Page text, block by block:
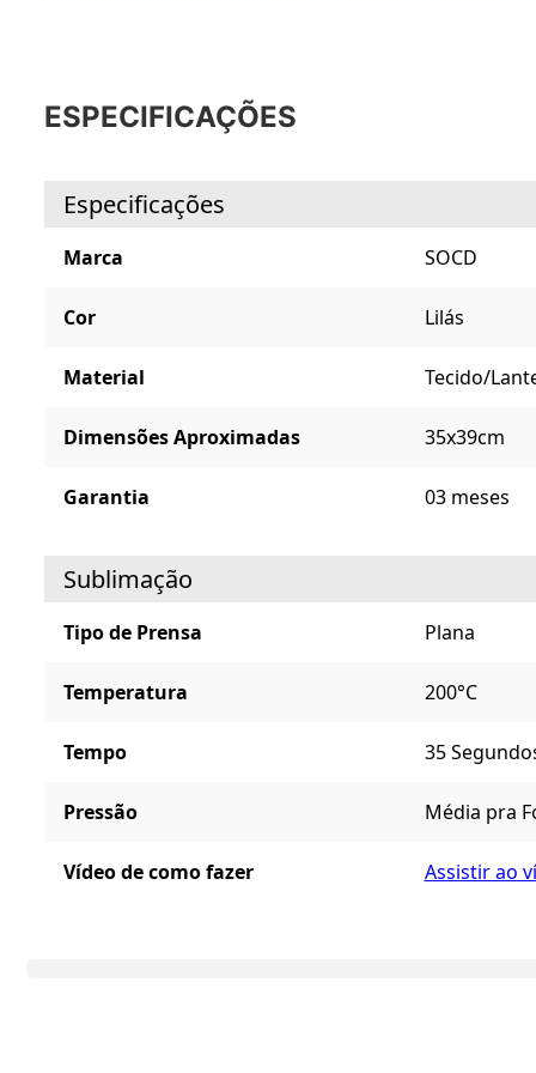
ESPECIFICAÇÕES
Especificações
Marca SOCD
Cor Lilás
Material Tecido/
Dimensões Aproximadas 35x39cm
Garantia 03 meses
Sublimação
Tipo de Prensa Plana
Temperatura 200°C
Tempo 35
Pressão Média pra
Vídeo de como fazer Assistir ao